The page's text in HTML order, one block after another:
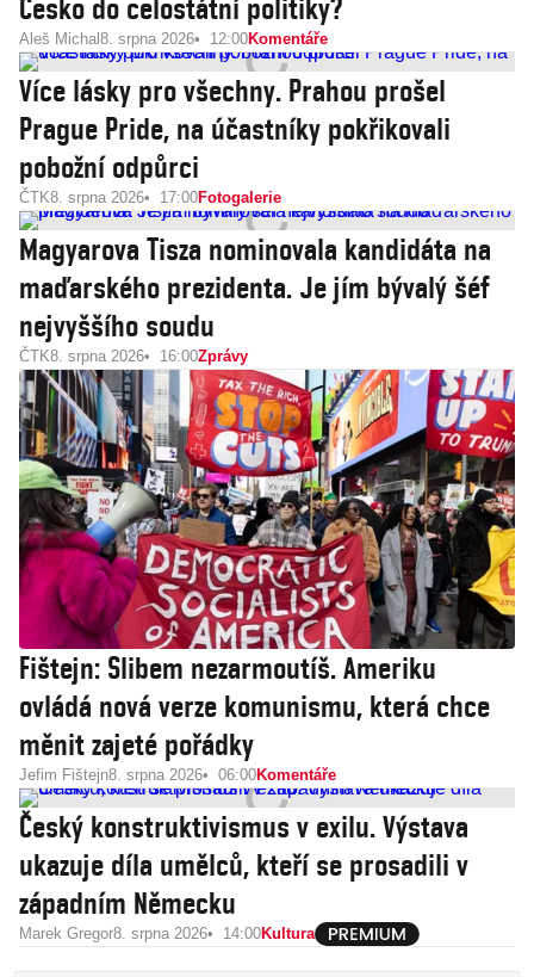
Česko do celostátní politiky?
Aleš Michal 8. srpna 2026 12:00Komentáře
Více lásky pro všechny. Prahou prošel
Prague Pride, na účastníky pokřikovali
pobožní odpůrci
ČTK8. srpna 2026 17:00Fotogalerie
Magyarova Tisza nominovala kandidáta na
maďarského prezidenta. Je jím bývalý šéf
nejvyššího soudu
ČTK8. srpna 2026 16:00Zprávy
Fištejn: Slibem nezarmoutíš. Ameriku
ovládá nová verze komunismu, která chce
měnit zajeté pořádky
Jefim Fištejn8. srpna 2026 06:00Komentáře
Český konstruktivismus v exilu. Výstava
ukazuje díla umělců, kteří se prosadili v
západním Německu
Marek Gregor8. srpna 2026 14:00Kultura